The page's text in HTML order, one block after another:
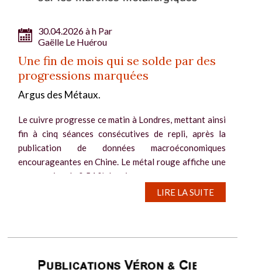
30.04.2026 à h Par
Gaëlle Le Huérou
Une fin de mois qui se solde par des
progressions marquées
Argus des Métaux.
Le cuivre progresse ce matin à Londres, mettant ainsi
fin à cinq séances consécutives de repli, après la
publication de données macroéconomiques
encourageantes en Chine. Le métal rouge affiche une
progression de 0,54 % depuis...
LIRE LA SUITE